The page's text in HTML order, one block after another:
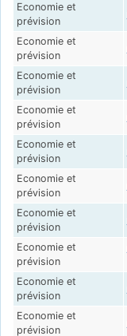
Economie et
prévision
Economie et
prévision
Economie et
prévision
Economie et
prévision
Economie et
prévision
Economie et
prévision
Economie et
prévision
Economie et
prévision
Economie et
prévision
Economie et
prévision